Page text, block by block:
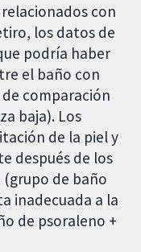
con
los datos de
podría haber
el baño con
comparación
baja). Los
de la piel y
después de los
(grupo de baño
inadecuada a la
de psoraleno +